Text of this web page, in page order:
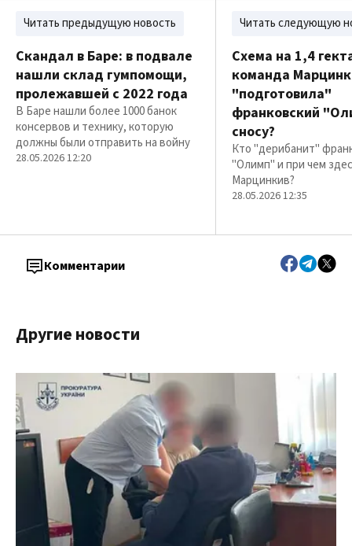
Читать предыдущую новость
Скандал в Баре: в подвале
нашли склад гумпомощи,
пролежавшей с 2022 года
В Баре нашли более 1000 банок
консервов и технику, которую
должны были отправить на войну
28.05.2026 12:20
Читать следующую
Схема на 1,4
команда
"подготовила"
франковский
сносу?
Кто "дерибанит"
"Олимп" и при чем
Марцинкив?
28.05.2026 12:35
Комментарии
Другие новости